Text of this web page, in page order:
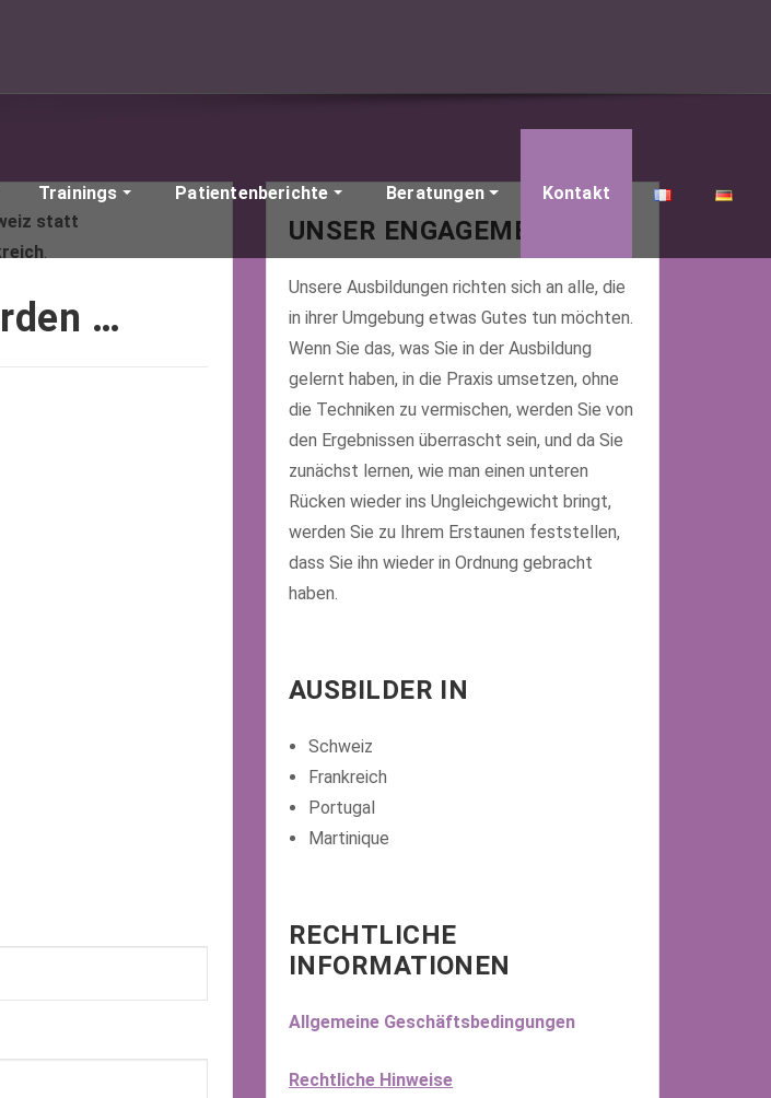
Trainings Patientenberichte Beratungen
Kontakt
statt
.
…
UNSER ENGAGEMENT
Unsere Ausbildungen richten sich an alle, die
in ihrer Umgebung etwas Gutes tun möchten.
Wenn Sie das, was Sie in der Ausbildung
gelernt haben, in die Praxis umsetzen, ohne
die Techniken zu vermischen, werden Sie von
den Ergebnissen überrascht sein, und da Sie
zunächst lernen, wie man einen unteren
Rücken wieder ins Ungleichgewicht bringt,
werden Sie zu Ihrem Erstaunen feststellen,
dass Sie ihn wieder in Ordnung gebracht
haben.
AUSBILDER IN
Schweiz
Frankreich
Portugal
Martinique
RECHTLICHE
INFORMATIONEN
Allgemeine Geschäftsbedingungen
Rechtliche Hinweise